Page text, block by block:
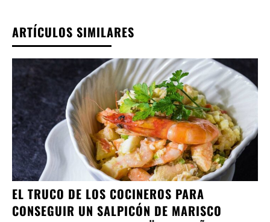
ARTÍCULOS SIMILARES
EL TRUCO DE LOS COCINEROS PARA
CONSEGUIR UN SALPICÓN DE MARISCO